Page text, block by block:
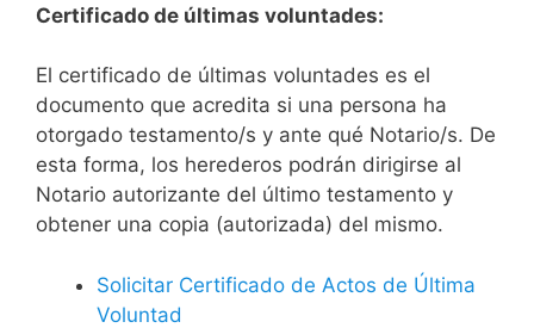
Certificado de últimas voluntades:
El certificado de últimas voluntades es el
documento que acredita si una persona ha
otorgado testamento/s y ante qué Notario/s. De
esta forma, los herederos podrán dirigirse al
Notario autorizante del último testamento y
obtener una copia (autorizada) del mismo.
Solicitar Certificado de Actos de Última
Voluntad